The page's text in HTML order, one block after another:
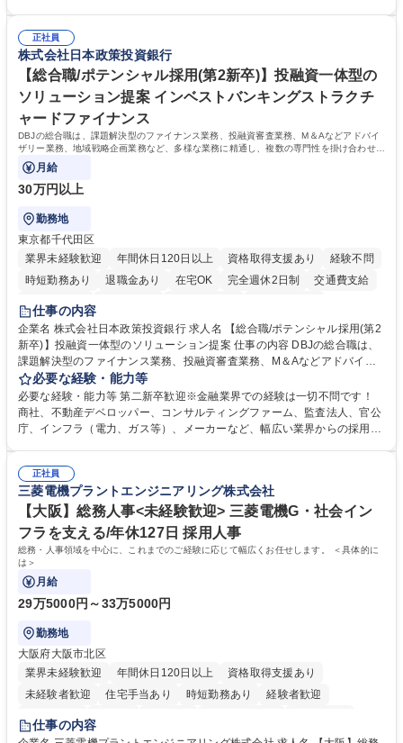
募集職種 【大阪・京都・滋賀】営業事務 ※未経験可
えて、お客様や社員の状況に合わせ、能動的なサポート、改善の動きも期
待され。組織を支えるスペシャリストとして、チームに貢献し、結果的に
社員から頼られる存在になることができます。平均19:30の退勤以降の業
務の持ち帰りも禁止されており、メリハリのある働き方となります。 学
歴・資格 学歴：大学院 大学 高専 短大 語学力： 資格：
正社員
株式会社日本政策投資銀行
【総合職/ポテンシャル採用(第2新卒)】投融資一体型の
ソリューション提案 インベストバンキングストラクチ
ャードファイナンス
DBJの総合職は、課題解決型のファイナンス業務、投融資審査業務、M＆Aなどアドバイ
ザリー業務、地域戦略企画業務など、多様な業務に精通し、複数の専門性を掛け合わせて
広く社会に貢献していく職種です。
月給
30万円以上
勤務地
東京都千代田区
業界未経験歓迎
年間休日120日以上 資格取得支援あり
経験不問
時短勤務あり
退職金あり 在宅OK 完全週休2日制
交通費支給
駅近5分以内
食事補助あり
託児所あり
仕事の内容
企業名 株式会社日本政策投資銀行 求人名 【総合職/ポテンシャル採用(第2
新卒)】投融資一体型のソリューション提案 仕事の内容 DBJの総合職は、
課題解決型のファイナンス業務、投融資審査業務、M＆Aなどアドバイザ
リー業務、地域戦略企画業務など、多様な業務に精通し、複数の専門性を
掛け合わせて広く社会に貢献していく職種です。 入社後は、横断的なロー
テーションを経て適性や専門性に応じたキャリアを形成していただきま
す。総合職として入社いただき、下記いずれかの部門でご活躍いただきま
ート・ナレッジ業務 ※それぞれの業務内容に関しては、別途その他労働条
件備考欄に記載 募集職種 【総合職/ポテンシャル採用(第2新卒)】投融資一
体型のソリューション提案
必要な経験・能力等
必要な経験・能力等 第二新卒歓迎※金融業界での経験は一切不問です！
商社、不動産デベロッパー、コンサルティングファーム、監査法人、官公
庁、インフラ（電力、ガス等）、メーカーなど、幅広い業界からの採用実
く高い志を併せもった人材を求めています。ポテンシャル採用（第2新
卒）では、金融業界での経験や知識を問いません。新たな時代を見据え
て、複雑化する社会課題の解決に向けて先鞭をつける役割を担いたい、と
いう気概をお持ちの方を心待ちにしています。 学歴・資格 学歴：大学院
大学 語学力： 資格：
正社員
三菱電機プラントエンジニアリング株式会社
【大阪】総務人事<未経験歓迎> 三菱電機G・社会イン
フラを支える/年休127日 採用人事
総務・人事領域を中心に、これまでのご経験に応じて幅広くお任せします。 ＜具体的に
は＞
月給
29万5000円～33万5000円
勤務地
大阪府大阪市北区
業界未経験歓迎
年間休日120日以上
資格取得支援あり
未経験者歓迎
住宅手当あり 時短勤務あり
経験者歓迎
退職金あり
駅近5分以内
土日祝休み 服装自由 寮・社宅あり 食事補助あり
仕事の内容